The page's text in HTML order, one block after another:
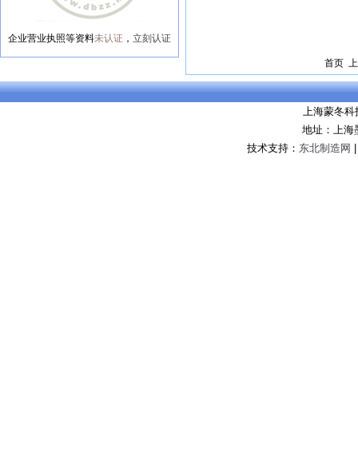
企业营业执照等资料未认证 ， 立刻认证
首页
上海蒙冬科
地址：上海
技术支持： 东北制造网